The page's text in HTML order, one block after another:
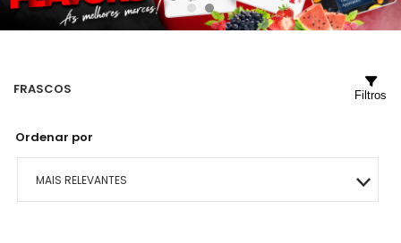
CAPELLA
WONDER FLAVORS
BASE MIXADA SEM ADITIVO
VG | PG
FRASCOS
Ordenar por
MAIS RELEVANTES
Filtros